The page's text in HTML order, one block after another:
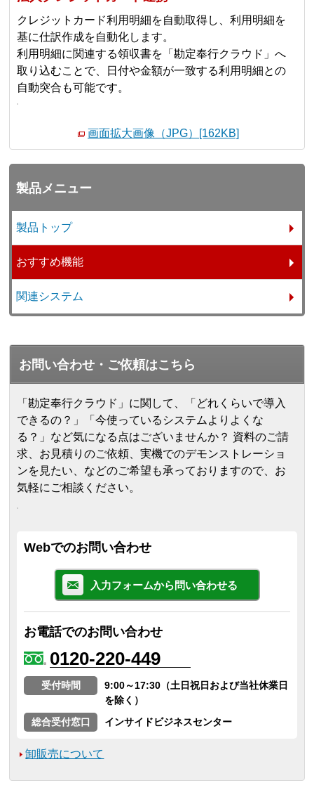
クレジットカード利用明細を自動取得し、利用明細を
基に仕訳作成を自動化します。
利用明細に関連する領収書を「勘定奉行クラウド」へ
取り込むことで、日付や金額が一致する利用明細との
自動突合も可能です。
画面拡大画像（JPG）[162KB]
製品メニュー
製品トップ
おすすめ機能
関連システム
お問い合わせ・ご依頼はこちら
「勘定奉行クラウド」に関して、「どれくらいで導入
できるの？」「今使っているシステムよりよくな
る？」など気になる点はございませんか？ 資料のご請
求、お見積りのご依頼、実機でのデモンストレーショ
ンを見たい、などのご希望も承っておりますので、お
気軽にご相談ください。
Webでのお問い合わせ
入力フォームから問い合わせる
お電話でのお問い合わせ
0120-220-449
受付時間
9:00～17:30（土日祝日および当社休業日
を除く）
総合受付窓口
インサイドビジネスセンター
卸販売について